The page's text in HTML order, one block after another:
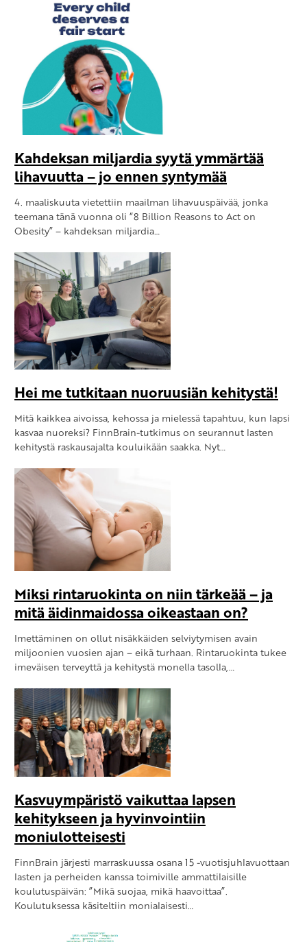
Kahdeksan miljardia syytä ymmärtää
lihavuutta – jo ennen syntymää
4. maaliskuuta vietettiin maailman lihavuuspäivää, jonka
teemana tänä vuonna oli “8 Billion Reasons to Act on
Obesity” – kahdeksan miljardia…
Hei me tutkitaan nuoruusiän kehitystä!
Mitä kaikkea aivoissa, kehossa ja mielessä tapahtuu, kun lapsi
kasvaa nuoreksi? FinnBrain-tutkimus on seurannut lasten
kehitystä raskausajalta kouluikään saakka. Nyt…
Miksi rintaruokinta on niin tärkeää – ja
mitä äidinmaidossa oikeastaan on?
Imettäminen on ollut nisäkkäiden selviytymisen avain
miljoonien vuosien ajan – eikä turhaan. Rintaruokinta tukee
imeväisen terveyttä ja kehitystä monella tasolla,…
Kasvuympäristö vaikuttaa lapsen
kehitykseen ja hyvinvointiin
moniulotteisesti
FinnBrain järjesti marraskuussa osana 15 -vuotisjuhlavuottaan
lasten ja perheiden kanssa toimiville ammattilaisille
koulutuspäivän: ”Mikä suojaa, mikä haavoittaa”.
Koulutuksessa käsiteltiin monialaisesti…